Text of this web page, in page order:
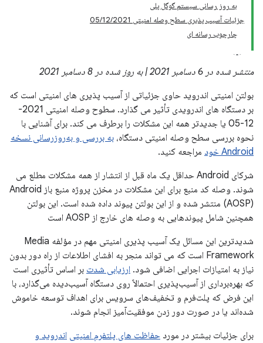
به روز رسانی سیستم گوگل پلی
جزئیات آسیب پذیری سطح وصله امنیتی 05/12/2021
چارچوب رسانه ای
منتشر شده در 6 دسامبر 2021 | به روز شده در 8 دسامبر 2021
بولتن امنیتی اندروید حاوی جزئیاتی از آسیب پذیری های امنیتی است که
بر دستگاه های اندرویدی تأثیر می گذارد. سطوح وصله امنیتی 2021-
12-05 یا جدیدتر همه این مشکلات را برطرف می کند. برای آشنایی با
نحوه بررسی سطح وصله امنیتی دستگاه، به بررسی و به‌روزرسانی نسخه
Android خود
مراجعه کنید.
شرکای Android حداقل یک ماه قبل از انتشار از همه مشکلات مطلع می
شوند. وصله کد منبع برای این مشکلات در مخزن پروژه منبع باز Android
(AOSP) منتشر شده و از این بولتن پیوند داده شده است. این بولتن
همچنین شامل پیوندهایی به وصله های خارج از AOSP است
شدیدترین این مسائل یک آسیب پذیری امنیتی مهم در مؤلفه Media
Framework است که می تواند منجر به افشای اطلاعات از راه دور بدون
نیاز به امتیازات اجرایی اضافی شود. ارزیابی شدت بر اساس تأثیری است
که بهره‌برداری از آسیب‌پذیری احتمالاً روی دستگاه آسیب‌دیده می‌گذارد، با
این فرض که پلت‌فرم و تخفیف‌های سرویس برای اهداف توسعه خاموش
شده‌اند یا در صورت دور زدن موفقیت‌آمیز انجام شوند.
برای جزئیات بیشتر در مورد حفاظت های پلتفرم امنیتی اندروید و